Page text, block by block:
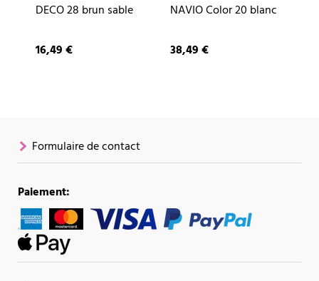
DECO 28 brun sable
16,49 €
NAVIO Color 20 blanc
38,49 €
Formulaire de contact
Paiement: